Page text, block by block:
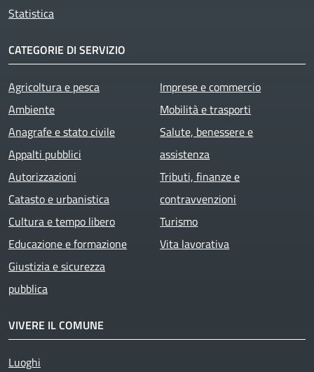
Statistica
CATEGORIE DI SERVIZIO
Agricoltura e pesca
Ambiente
Anagrafe e stato civile
Appalti pubblici
Autorizzazioni
Catasto e urbanistica
Cultura e tempo libero
Educazione e formazione
Giustizia e sicurezza
pubblica
Imprese e commercio
Mobilità e trasporti
Salute, benessere e
assistenza
Tributi, finanze e
contravvenzioni
Turismo
Vita lavorativa
VIVERE IL COMUNE
Luoghi